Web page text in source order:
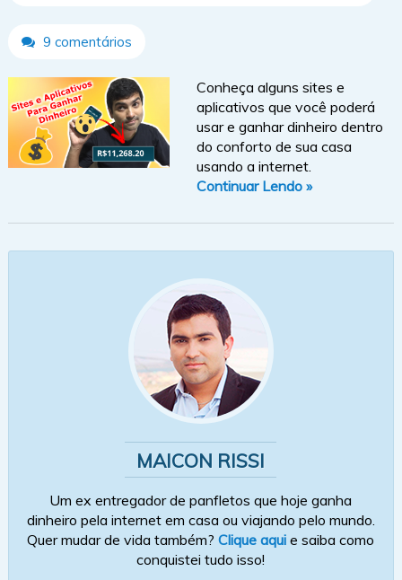
9 comentários
Conheça alguns sites e
aplicativos que você poderá
usar e ganhar dinheiro dentro
do conforto de sua casa
usando a internet.
Continuar Lendo »
MAICON RISSI
Um ex entregador de panfletos que hoje ganha
dinheiro pela internet em casa ou viajando pelo mundo.
Quer mudar de vida também?Clique aqui e saiba como
conquistei tudo isso!